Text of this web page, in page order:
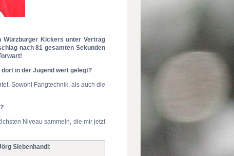
Kickers unter Vertrag
nach 81 gesamten Sekunden
in der Jugend wert gelegt?
Sowohl Fangtechnik, als auch die
Niveau sammeln, die mir jetzt
Siebenhandl :